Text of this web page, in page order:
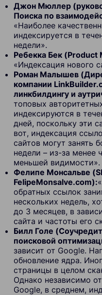
Джон Мюллер
Поиска по
«Наиболее
индексируется в
недели».
Ребекка Бек
«Индексация нового
Роман Малышев
компании
линкбилдингу и
топовых
индексируются в
дней, поскольку эти
вот, индексация
сайтов могут занять
недели – из-за менее
меньшей видимости».
Фелипе Монсальве
FelipeMonsalve.com):
обратных ссылок
нескольких недель,
до 3 месяцев, в
сайта и частоты его
Билл Голе
поисковой
зависит от Google.
обновление ядра.
страницы в целом
Однако независимо
Google, в среднем,